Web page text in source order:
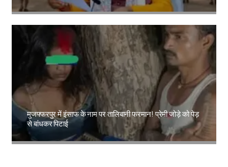
Amit Lekh
मुजफ्फरपुर में इंसाफ के नाम पर तालिबानी फरमान! प्रेमी जोड़े को पेड़
से बांधकर पिटाई
Amit Lekh